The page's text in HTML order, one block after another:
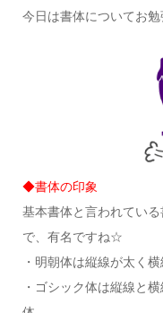
今日は書体についてお
◆書体の印象
基本書体と言われてい
で、有名ですね☆
・明朝体は縦線が太く
・ゴシック体は縦線と